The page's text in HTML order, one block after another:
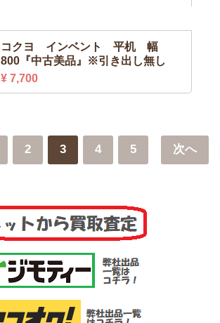
コクヨ インベント 平机 幅
800『中古美品』※引き出し無し
¥ 7,700
2 3 4 5 次へ